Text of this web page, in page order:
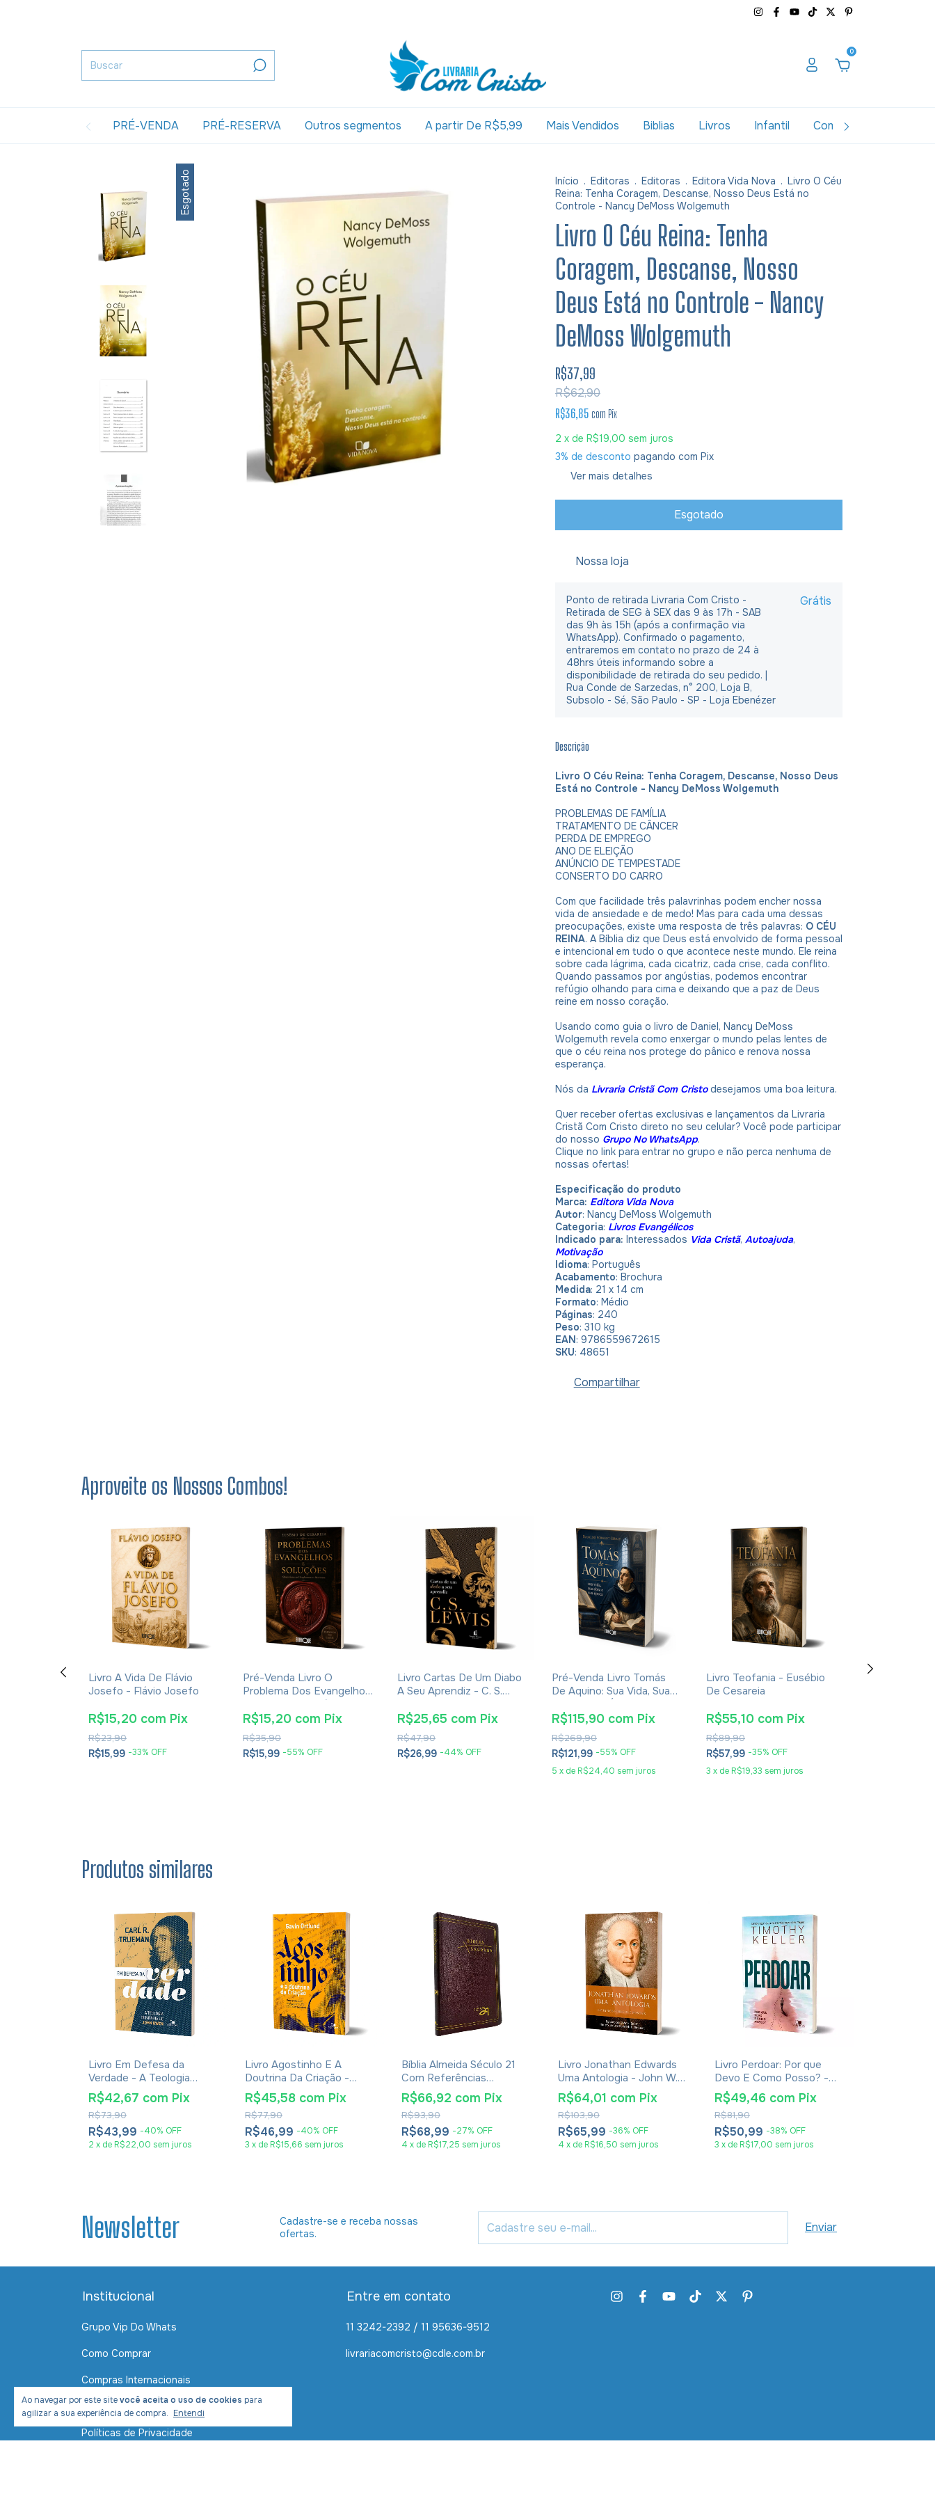
0
PRÉ-VENDA PRÉ-RESERVA Outros segmentos A partir De R$5,99 Mais Vendidos Biblias Livros Infantil Combos
Ao navegar por este sitevocê aceita o uso de cookies para
agilizar a sua experiência de compra. Entendi
Esgotado Início . Editoras . Editoras . Editora Vida Nova . Livro O Céu
Reina: Tenha Coragem, Descanse, Nosso Deus Está no
Controle - Nancy DeMoss Wolgemuth
Livro O Céu Reina: Tenha
Coragem, Descanse, Nosso
Deus Está no Controle - Nancy
DeMoss Wolgemuth
R$37,99
R$62,90
R$36,85 com Pix
2 x de R$19,00 sem juros
3% de desconto pagando com Pix
Ver mais detalhes
Nossa loja
Ponto de retirada Livraria Com Cristo -
Retirada de SEG à SEX das 9 às 17h - SAB
das 9h às 15h (após a confirmação via
WhatsApp). Confirmado o pagamento,
entraremos em contato no prazo de 24 à
48hrs úteis informando sobre a
disponibilidade de retirada do seu pedido. |
Rua Conde de Sarzedas, n° 200, Loja B,
Subsolo - Sé, São Paulo - SP - Loja Ebenézer
Grátis
Descrição
Livro O Céu Reina: Tenha Coragem, Descanse, Nosso Deus
Está no Controle - Nancy DeMoss Wolgemuth
PROBLEMAS DE FAMÍLIA
TRATAMENTO DE CÂNCER
PERDA DE EMPREGO
ANO DE ELEIÇÃO
ANÚNCIO DE TEMPESTADE
CONSERTO DO CARRO
Com que facilidade três palavrinhas podem encher nossa
vida de ansiedade e de medo! Mas para cada uma dessas
preocupações, existe uma resposta de três palavras: O CÉU
REINA. A Bíblia diz que Deus está envolvido de forma pessoal
e intencional em tudo o que acontece neste mundo. Ele reina
sobre cada lágrima, cada cicatriz, cada crise, cada conflito.
Quando passamos por angústias, podemos encontrar
refúgio olhando para cima e deixando que a paz de Deus
reine em nosso coração.
Usando como guia o livro de Daniel, Nancy DeMoss
Wolgemuth revela como enxergar o mundo pelas lentes de
que o céu reina nos protege do pânico e renova nossa
esperança.
Nós da Livraria Cristã Com Cristodesejamos uma boa leitura.
Quer receber ofertas exclusivas e lançamentos da Livraria
Cristã Com Cristo direto no seu celular? Você pode participar
do nosso Grupo No WhatsApp.
Clique no link para entrar no grupo e não perca nenhuma de
nossas ofertas!
Especificação do produto
Marca: Editora Vida Nova
Autor: Nancy DeMoss Wolgemuth
Categoria: Livros Evangélicos
Indicado para: Interessados Vida Cristã, Autoajuda,
Motivação
Idioma: Português
Acabamento: Brochura
Medida: 21 x 14 cm
Formato: Médio
Páginas: 240
Peso: 310 kg
EAN: 9786559672615
SKU: 48651
Compartilhar
Aproveite os Nossos Combos!
Livro A Vida De Flávio
Josefo - Flávio Josefo
R$15,99 -33% OFF
R$23,90
R$15,20 com Pix
Pré-Venda Livro O
Problema Dos Evangelhos
E Soluções- Eusébio De
Cesareia
R$15,99 -55% OFF
R$35,90
R$15,20 com Pix
Livro Cartas De Um Diabo
A Seu Aprendiz - C. S.
R$26,99 -44% OFF
R$47,90
R$25,65 com Pix
Pré-Venda Livro Tomás
De Aquino: Sua Vida, Sua
Obra E Sua Época -
Eudaldo Forment Giralt
R$121,99 -55% OFF
5 x de R$24,40 sem juros
R$269,90
R$115,90 com Pix
Livro Teofania - Eusébio
De Cesareia
R$57,99 -35% OFF
3 x de R$19,33 sem juros
R$89,90
R$55,10 com Pix
Livro De
Produtos similares
Livro Em Defesa da
Verdade - A Teologia
Trinitária de John Owen -
Carl R. Trueman
R$43,99 -40% OFF
R$73,90
R$42,67 com Pix
2 x de R$22,00 sem juros
Livro Agostinho E A
Doutrina Da Criação -
Gavin Ortlund
R$46,99 -40% OFF
R$77,90
R$45,58 com Pix
3 x de R$15,66 sem juros
Bíblia Almeida Século 21
Com Referências
Cruzadas - Capa Luxo
Couro Bordô
R$68,99 -27% OFF
R$93,90
R$66,92 com Pix
4 x de R$17,25 sem juros
Livro Jonathan Edwards
Uma Antologia - John W.
Smith
R$65,99 -36% OFF
R$103,90
R$64,01 com Pix
4 x de R$16,50 sem juros
Livro Perdoar: Por que
Devo E Como Posso? -
Timothy Keller
R$50,99 -38% OFF
R$81,90
R$49,46 com Pix
3 x de R$17,00 sem juros
Newsletter
Cadastre-se e receba nossas
ofertas.
Institucional
Grupo Vip Do Whats
Como Comprar
Compras Internacionais
Contato
Políticas de Privacidade
Entre em contato
11 3242-2392 / 11 95636-9512
livrariacomcristo@cdle.com.br